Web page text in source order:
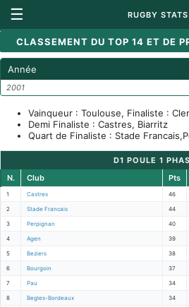
☰ RUGBY STATS
CLASSEMENT DU TOP 14 ET DE
Année
2001
Vainqueur : Toulouse, Finaliste :
Demi Finaliste : Castres, Biarritz
Quart de Finaliste : Stade
D1 POULE 1
N.
Club Pts
1 Castres 46
2 Stade Francais 44
3 Perpignan 40
4 Agen 39
5 Beziers 38
6 Bourgoin 37
7 Pau 34
8 Begles-Bordeaux 34